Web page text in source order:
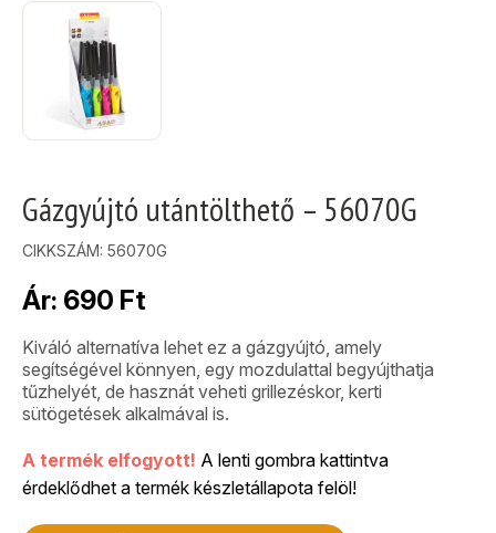
Gázgyújtó utántölthető – 56070G
CIKKSZÁM: 56070G
Ár: 690 Ft
Kiváló alternatíva lehet ez a gázgyújtó, amely
segítségével könnyen, egy mozdulattal begyújthatja
tűzhelyét, de hasznát veheti grillezéskor, kerti
sütögetések alkalmával is.
A termék elfogyott! A lenti gombra kattintva
érdeklődhet a termék készletállapota felöl!